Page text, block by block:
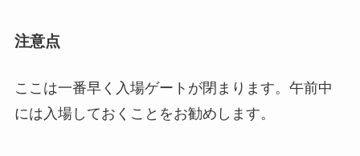
注意点
ここは一番早く入場ゲートが閉まります。午前中
には入場しておくことをお勧めします。